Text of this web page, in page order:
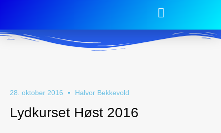
28. oktober 2016 Halvor Bekkevold
Lydkurset Høst 2016